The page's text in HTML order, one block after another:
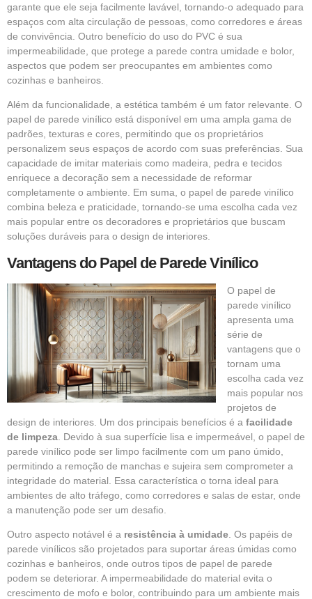
garante que ele seja facilmente lavável, tornando-o adequado para
espaços com alta circulação de pessoas, como corredores e áreas
de convivência. Outro benefício do uso do PVC é sua
impermeabilidade, que protege a parede contra umidade e bolor,
aspectos que podem ser preocupantes em ambientes como
cozinhas e banheiros.
Além da funcionalidade, a estética também é um fator relevante. O
papel de parede vinílico está disponível em uma ampla gama de
padrões, texturas e cores, permitindo que os proprietários
personalizem seus espaços de acordo com suas preferências. Sua
capacidade de imitar materiais como madeira, pedra e tecidos
enriquece a decoração sem a necessidade de reformar
completamente o ambiente. Em suma, o papel de parede vinílico
combina beleza e praticidade, tornando-se uma escolha cada vez
mais popular entre os decoradores e proprietários que buscam
soluções duráveis para o design de interiores.
Vantagens do Papel de Parede Vinílico
O papel de
parede vinílico
apresenta uma
série de
vantagens que o
tornam uma
escolha cada vez
mais popular nos
projetos de
design de interiores. Um dos principais benefícios é a facilidade
de limpeza . Devido à sua superfície lisa e impermeável, o papel de
parede vinílico pode ser limpo facilmente com um pano úmido,
permitindo a remoção de manchas e sujeira sem comprometer a
integridade do material. Essa característica o torna ideal para
ambientes de alto tráfego, como corredores e salas de estar, onde
a manutenção pode ser um desafio.
Outro aspecto notável é a resistência à umidade . Os papéis de
parede vinílicos são projetados para suportar áreas úmidas como
cozinhas e banheiros, onde outros tipos de papel de parede
podem se deteriorar. A impermeabilidade do material evita o
crescimento de mofo e bolor, contribuindo para um ambiente mais